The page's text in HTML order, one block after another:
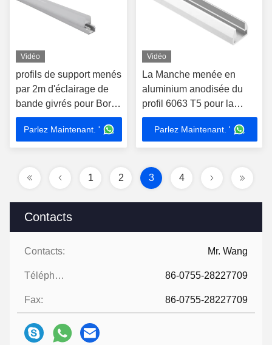
Contacts
Contacts: Mr. Wang
Téléphone: 86-0755-28227709
Fax: 86-0755-28227709
Vidéo
profils de support menés
par 2m d'éclairage de
bande givrés pour Borad
en verre Lighing
Parlez Maintenant. '
Vidéo
La Manche menée en
aluminium anodisée du
profil 6063 T5 pour la
lumière artificielle
duveteuse
Parlez Maintenant. '
1 2 3 4